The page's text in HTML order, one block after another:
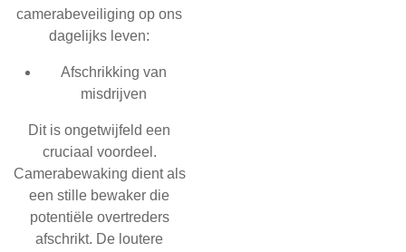
camerabeveiliging op ons
dagelijks leven:
Afschrikking van
misdrijven
Dit is ongetwijfeld een
cruciaal voordeel.
Camerabewaking dient als
een stille bewaker die
potentiële overtreders
afschrikt. De loutere